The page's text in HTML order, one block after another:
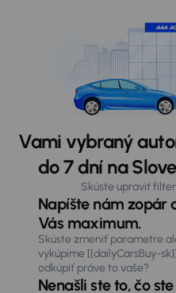
Vami vybraný
do 7 dní na
Skúste upraviť
Napíšte nám zopár
Vás maximum.
Skúste zmeniť parametre
vykúpime [[dailyCarsBuy-
odkúpiť práve to vaše?
Nenašli ste to, čo